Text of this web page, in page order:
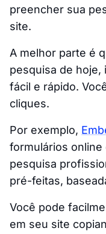
preencher sua
site.
A melhor parte é
pesquisa de
fácil e rápido.
cliques.
Por exemplo,
formulários
pesquisa
pré-feitas,
Você pode
em seu site